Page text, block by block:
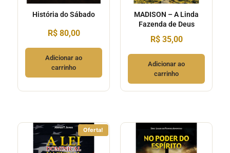
História do Sábado
R$80,00
Adicionar ao
carrinho
MADISON – A Linda
Fazenda de Deus
R$35,00
Adicionar ao
carrinho
Oferta!